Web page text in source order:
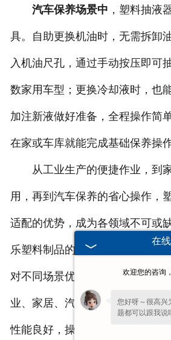
汽车保养场景中 ，塑料抽液
具。自助更换机油时，无需拆卸
入机油尺孔，通过手动按压即可
数家用车型；更换冷却液时，也
加注新液做好准备，全程操作简
在家或车库就能完成基础保养操作
从工业生产的便捷作业，到家
用，再到汽车保养的省心操作，
适配的优势，成为各领域不可或
乐塑料制品的塑料抽液器，兼顾
对不同场景优化设计，配备多种
业、家居、汽车等多元场景的液
性能良好，操作过程中不易出现
在
欢迎您的咨询
您好呀～很高兴
题都可以跟我说